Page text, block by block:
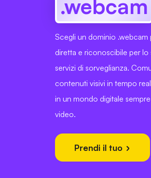
.webcam
Scegli un dominio .webcam
diretta e riconoscibile per
servizi di sorveglianza.
contenuti visivi in tempo
in un mondo digitale
video.
Prendi il tuo